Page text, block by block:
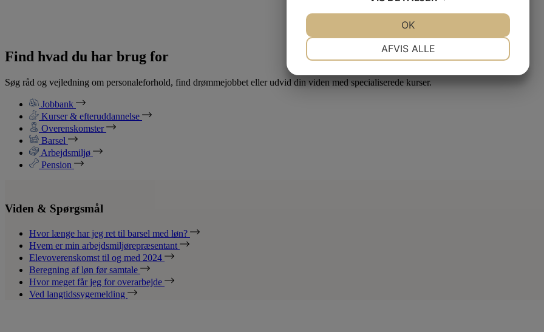
Find hvad du har brug for
Søg råd og vejledning om personaleforhold, find drømmejobbet eller udvid din viden med specialiserede kurser.
Jobbank
Kurser & efteruddannelse
Overenskomster
Barsel
Arbejdsmiljø
Pension
Viden & Spørgsmål
Hvor længe har jeg ret til barsel med løn?
Hvem er min arbejdsmiljørepræsentant
Elevoverenskomst til og med 2024
Beregning af løn før samtale
Hvor meget får jeg for overarbejde
Ved langtidssygemelding
MARKETING
AFVIS ALLE
OK